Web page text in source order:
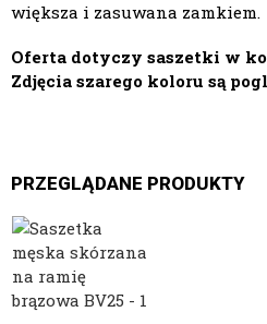
większa i zasuwana zamkiem.
Oferta dotyczy saszetki w
Zdjęcia szarego koloru są
PRZEGLĄDANE PRODUKTY